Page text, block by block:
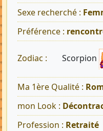
Sexe recherché :
Préférence :
Zodiac : Scorpion
Ma 1ère Qualité :
mon Look :
Profession : Retraité